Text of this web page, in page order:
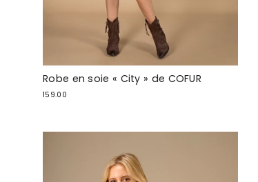
Robe en soie « City » de COFUR
159.00